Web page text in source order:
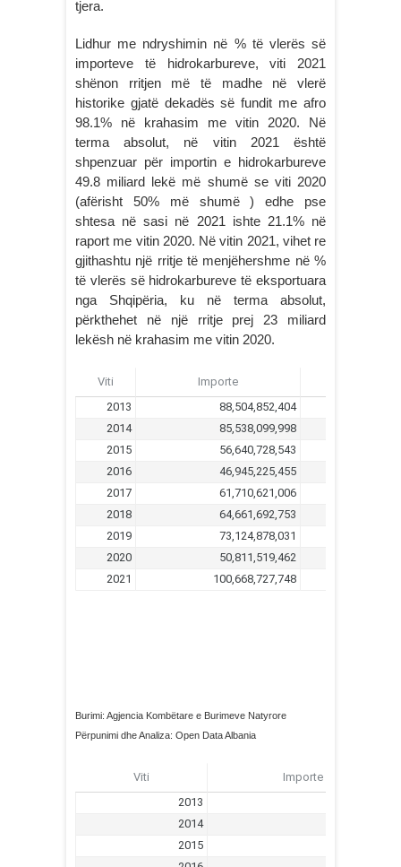
tjera.
Lidhur me ndryshimin në % të vlerës së
importeve të hidrokarbureve, viti 2021
shënon rritjen më të madhe në vlerë
historike gjatë dekadës së fundit me afro
98.1% në krahasim me vitin 2020. Në
terma absolut, në vitin 2021 është
shpenzuar për importin e hidrokarbureve
49.8 miliard lekë më shumë se viti 2020
(afërisht 50% më shumë ) edhe pse
shtesa në sasi në 2021 ishte 21.1% në
raport me vitin 2020. Në vitin 2021, vihet re
gjithashtu një rritje të menjëhershme në %
të vlerës së hidrokarbureve të eksportuara
nga Shqipëria, ku në terma absolut,
përkthehet në një rritje prej 23 miliard
lekësh në krahasim me vitin 2020.
Burimi: Agjencia Kombëtare e Burimeve Natyrore
Përpunimi dhe Analiza: Open Data Albania